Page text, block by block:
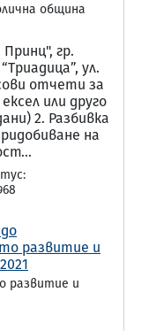
община
гр.
ул.
отчети за
или друго
2. Разбивка
на
развитие и
развитие и